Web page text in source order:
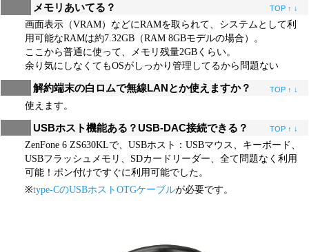
メモリあいてる？
TOP ↑ ↓
画面表示（VRAM）などにRAMを取られて、システムとして利
用可能なRAMは約7.32GB（RAM 8GBモデルの場合）。
ここから普通に使って、メモリ残量2GBくらい。
余り気にしなくてもOSがしっかり管理してるから問題ない
解約端末の白ロムで無線LANとか使えますか？ TOP ↑ ↓
使えます。
USBホスト機能ある？USB-DAC接続できる？ TOP ↑ ↓
ZenFone 6 ZS630KLで、USBホスト：USBマウス、キーボード、
USBフラッシュメモリ、SDカードリーダー、全て問題なく利用
可能！ポン付けですぐに利用可能でした。
※type-CのUSBホストOTGケーブルが必要です。